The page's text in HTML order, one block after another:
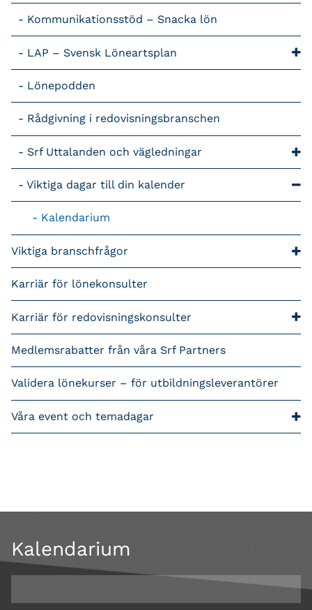
Kommunikationsstöd – Snacka lön
LAP – Svensk Löneartsplan
Lönepodden
Rådgivning i redovisningsbranschen
Srf Uttalanden och vägledningar
Viktiga dagar till din kalender
Kalendarium
Viktiga branschfrågor
Karriär för lönekonsulter
Karriär för redovisningskonsulter
Medlemsrabatter från våra Srf Partners
Validera lönekurser – för utbildningsleverantörer
Våra event och temadagar
Kalendarium